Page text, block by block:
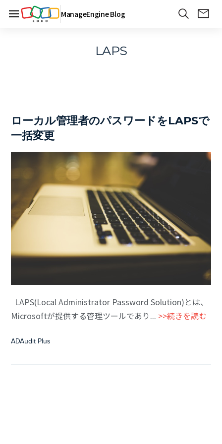
ManageEngine Blog
LAPS
ローカル管理者のパスワードをLAPSで
一括変更
LAPS(Local Administrator Password Solution)とは、
Microsoftが提供する管理ツールであり... >>続きを読む
ADAudit Plus